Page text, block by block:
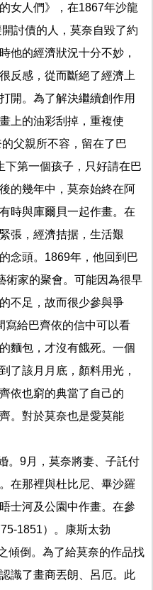
女人們》，在1867年沙龍
討債的人，莫奈自毀了約
他的經濟狀況十分不妙，
反感，從而斷絕了經濟上
開。為了解決繼續創作用
上的油彩刮掉，重複使
父親所不容，留在了巴
下第一個孩子，只好請在巴
的幾年中，莫奈始終在阿
時與庫爾貝一起作畫。在
張，經濟拮据，生活艱
念頭。1869年，他回到巴
術家的聚會。可能因為很早
不足，故而很少參與爭
寫給巴齊依的信中可以看
麵包，才沒有餓死。一個
了該月月底，顏料用光，
依也窮的典當了自己的
。對於莫奈也是愛莫能
。9月，莫奈將妻、子託付
在那裡與杜比尼、畢沙羅
士河及公園中作畫。在參
1851）。康斯太勃
傾倒。為了給莫奈的作品找
識了畫商丟朗、呂厄。此